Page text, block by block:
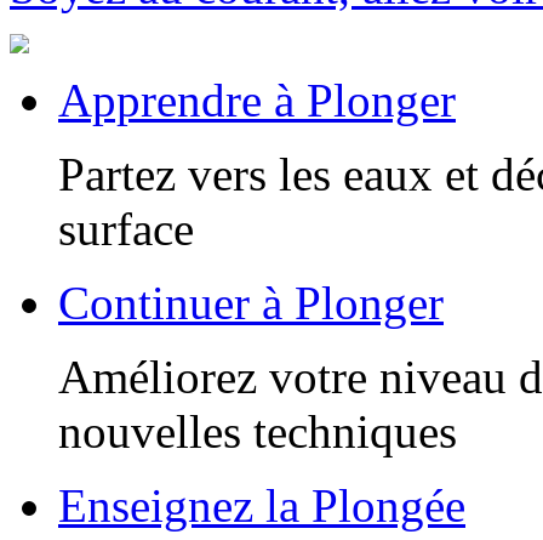
Apprendre à Plonger
Partez vers les eaux et
surface
Continuer à Plonger
Améliorez votre niveau
nouvelles techniques
Enseignez la Plongée